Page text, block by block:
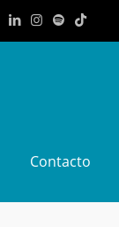
Contacto